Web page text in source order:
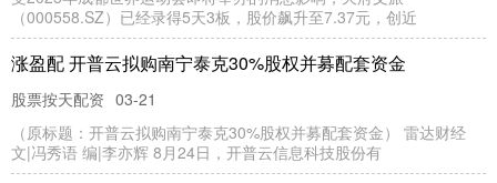
（000558.SZ）已经录得5天3板，股价飙升至7.37元，创近
涨盈配 开普云拟购南宁泰克30%股权并募配套资金
股票按天配资 03-21
（原标题：开普云拟购南宁泰克30%股权并募配套资金） 雷达财经
文|冯秀语 编|李亦辉 8月24日，开普云信息科技股份有